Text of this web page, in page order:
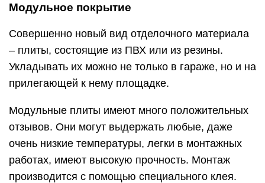
Модульное покрытие
Совершенно новый вид отделочного материала
– плиты, состоящие из ПВХ или из резины.
Укладывать их можно не только в гараже, но и на
прилегающей к нему площадке.
Модульные плиты имеют много положительных
отзывов. Они могут выдержать любые, даже
очень низкие температуры, легки в монтажных
работах, имеют высокую прочность. Монтаж
производится с помощью специального клея.